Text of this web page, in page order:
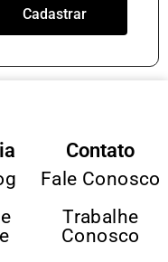
Cadastrar
Contato
Fale Conosco
Trabalhe
Conosco